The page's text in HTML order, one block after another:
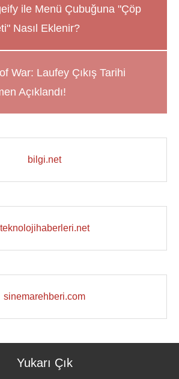
ile Menü Çubuğuna "Çöp
Nasıl Eklenir?
War: Laufey Çıkış Tarihi
Açıklandı!
bilgi.net
teknolojihaberleri.net
sinemarehberi.com
Yukarı Çık